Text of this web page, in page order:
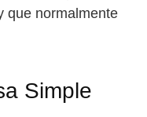
que normalmente
Simple